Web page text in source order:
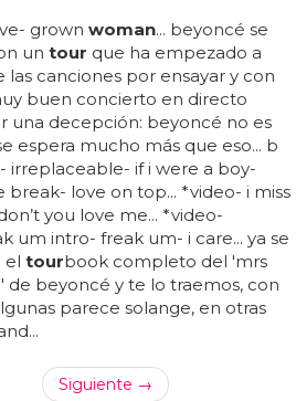
grown woman... beyoncé se
un tour que ha empezado a
las canciones por ensayar y con
buen concierto en directo
una decepción: beyoncé no es
espera mucho más que eso... b
irreplaceable- if i were a boy-
break- love on top... *video- i miss
you love me... *video-
um intro- freak um- i care... ya se
el tourbook completo del 'mrs
' de beyoncé y te lo traemos, con
parece solange, en otras
Siguiente →